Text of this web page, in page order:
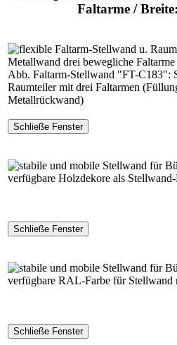
Faltarme /
Abb. Faltarm-Stellwand "FT-C183":
Raumteiler mit drei Faltarmen
Metallrückwand)
verfügbare Holzdekore als
verfügbare RAL-Farbe für Stellwand